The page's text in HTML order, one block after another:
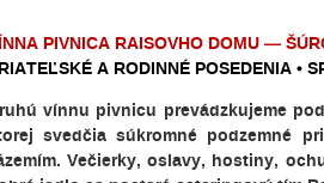
PIVNICA RAISOVHO DOMU —
A RODINNÉ POSEDENIA •
vínnu pivnicu prevádzkujeme
svedčia súkromné podzemné
Večierky, oslavy, hostiny,